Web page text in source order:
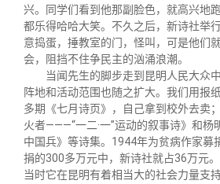
兴。同学们看到他那副脸色，就高兴地
都乐得哈哈大笑。不久之后，新诗社举
意捣蛋，捶教室的门，怪叫，可是他们
会，阻挡不住争民主的汹涌浪潮。
当闻先生的脚步走到昆明人民大众
阵地和活动范围也随之扩大。我们用报
多期《七月诗页》，自己拿到校外去卖
火者———“一二·一”运动的叙事诗》和杨
中国兵》等诗集。1944年为贫病作家募
捐的300多万元中，新诗社就占36万元。
当时它在昆明有着相当大的社会力量支